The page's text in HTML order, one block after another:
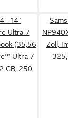
- 14"
Ultra 7
(35,56
Ultra 7
GB, 250
Zoll,